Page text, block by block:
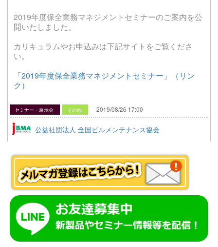
2019年度保全業務マネジメントセミナーのご案内を公
開いたしました。
カリキュラムやお申込みは下記サイトをご覧くださ
い。
「2019年度保全業務マネジメントセミナー」（リン
ク）
セミナー・展示会 その他 2019/08/26 17:00
公益社団法人 全国ビルメンテナンス協会